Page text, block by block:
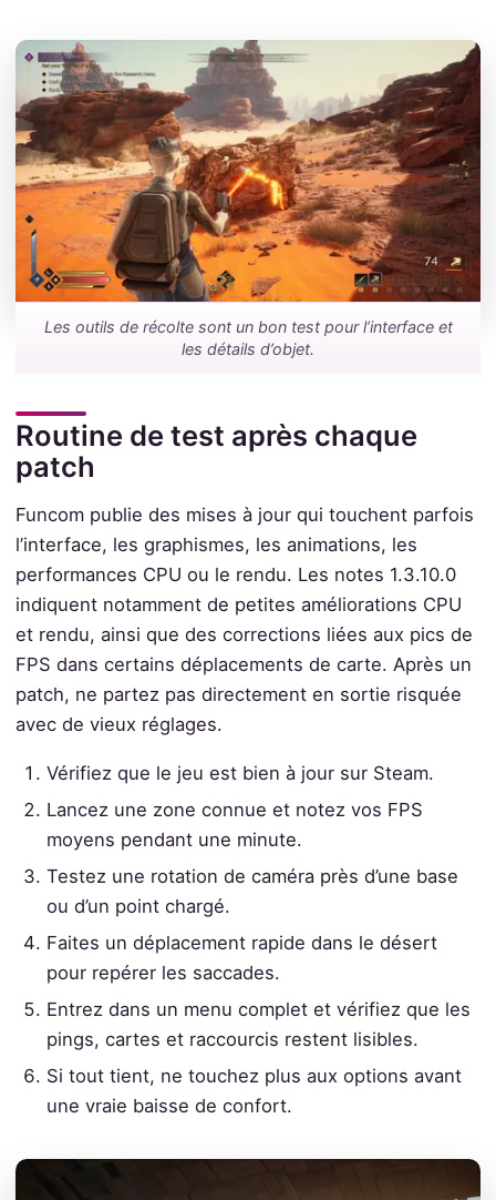
Les outils de récolte sont un bon test pour l’interface et
les détails d’objet.
Routine de test après chaque
patch
Funcom publie des mises à jour qui touchent parfois
l’interface, les graphismes, les animations, les
performances CPU ou le rendu. Les notes 1.3.10.0
indiquent notamment de petites améliorations CPU
et rendu, ainsi que des corrections liées aux pics de
FPS dans certains déplacements de carte. Après un
patch, ne partez pas directement en sortie risquée
avec de vieux réglages.
Vérifiez que le jeu est bien à jour sur Steam.
Lancez une zone connue et notez vos FPS
moyens pendant une minute.
Testez une rotation de caméra près d’une base
ou d’un point chargé.
Faites un déplacement rapide dans le désert
pour repérer les saccades.
Entrez dans un menu complet et vérifiez que les
pings, cartes et raccourcis restent lisibles.
Si tout tient, ne touchez plus aux options avant
une vraie baisse de confort.